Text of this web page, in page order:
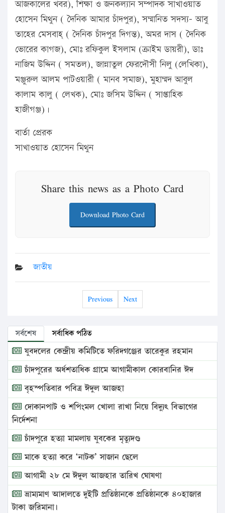
আজকালের খবর), শিক্ষা ও জনকল্যান সম্পাদক সাখাওয়াত
হোসেন মিথুন ( দৈনিক আমার চাঁদপুর), সম্মানিত সদস্য- আবু
তাহের মেসবাহ্‌ ( দৈনিক চাঁদপুর দিগন্ত), অমর দাস ( দৈনিক
ভোরের কাগজ), মোঃ রফিকুল ইসলাম (ক্রাইম ডায়রী), ডাঃ
নাজিম উদ্দিন ( সমতল), জান্নাতুল ফেরদৌসী নিলু (লেখিকা),
মঞ্জুরুল আলম পাটওয়ারী ( মানব সমাজ), মুহাম্মদ আবুল
কালাম কালু ( লেখক), মোঃ জসিম উদ্দিন ( সাপ্তাহিক
হাজীগঞ্জ)।
বার্তা প্রেরক
সাখাওয়াত হোসেন মিথুন
Share this news as a Photo Card
Download Photo Card
জাতীয়
Previous Next
সর্বশেষ সর্বাধিক পঠিত
যুবদলের কেন্দ্রীয় কমিটিতে ফরিদগঞ্জের তারেকুর রহমান
চাঁদপুরের অর্ধশতাধিক গ্রামে আগামীকাল কোরবানির ঈদ
বৃহস্পতিবার পবিত্র ঈদুল আজহা
দোকানপাট ও শপিংমল খোলা রাখা নিয়ে বিদ্যুৎ বিভাগের
নির্দেশনা
চাঁদপুরে হত্যা মামলায় যুবকের মৃত্যুদণ্ড
মাকে হত্যা করে ‘নাটক’ সাজান ছেলে
আগামী ২৮ মে ঈদুল আজহার তারিখ ঘোষণা
ভ্রাম্যমাণ আদালতে দুইটি প্রতিষ্ঠানকে প্রতিষ্ঠানকে ৪০হাজার
টাকা জরিমানা।